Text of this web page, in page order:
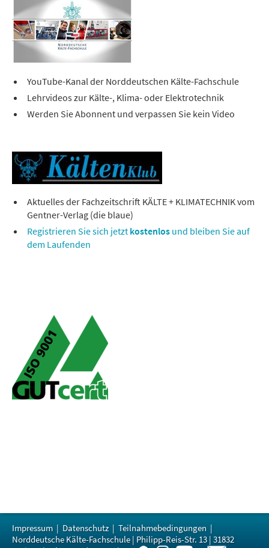
YouTube-Kanal der Norddeutschen Kälte-Fachschule
Lehrvideos zur Kälte-, Klima- oder Elektrotechnik
Werden Sie Abonnent und verpassen Sie kein Video
Aktuelles der Fachzeitschrift KÄLTE + KLIMATECHNIK vom
Gentner-Verlag (die blaue)
Registrieren Sie sich jetzt kostenlos und bleiben Sie auf
dem Laufenden
Impressum| Datenschutz| Teilnahmebedingungen|
Norddeutsche Kälte-Fachschule | Philipp-Reis-Str. 13 | 31832